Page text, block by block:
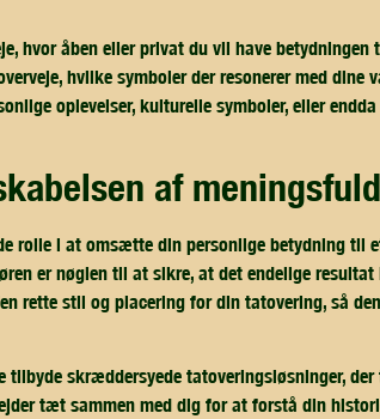
hvor åben eller privat du vil have
hvilke symboler der resonerer med dine
oplevelser, kulturelle symboler, eller
af
rolle i at omsætte din personlige betydning til
er nøglen til at sikre, at det endelige
rette stil og placering for din tatovering, så
tilbyde skræddersyede tatoveringsløsninger,
tæt sammen med dig for at forstå din